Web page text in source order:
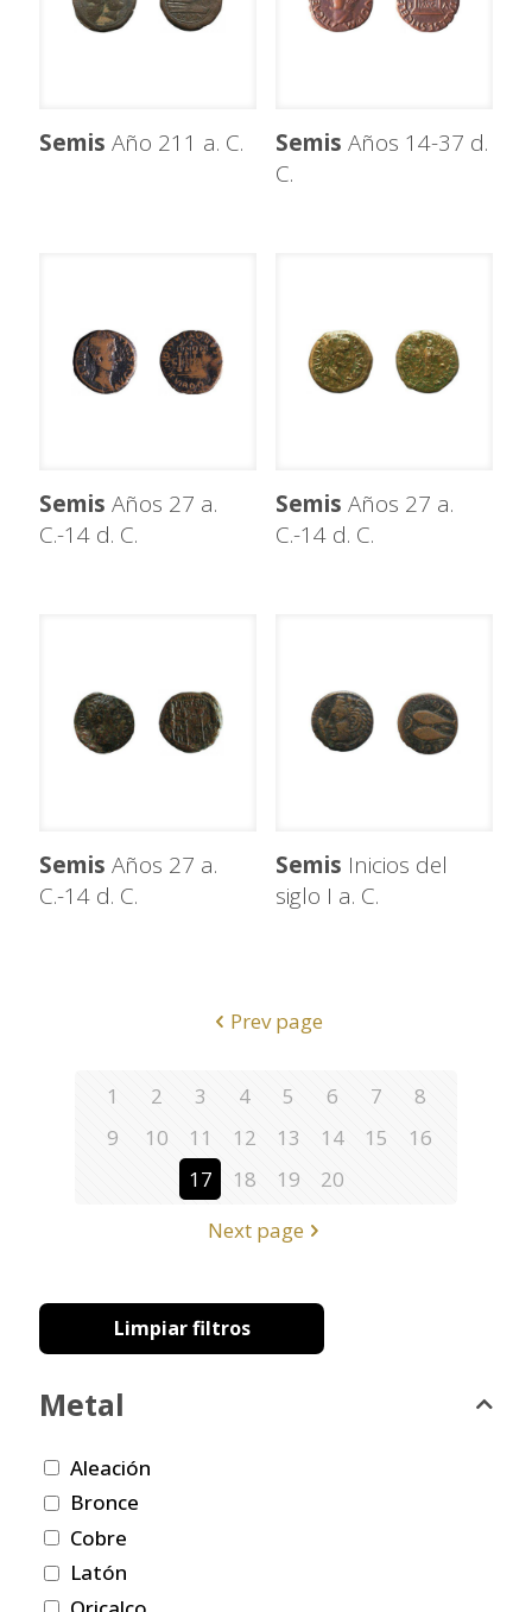
Semis Año 211 a. C. Semis Años 14-37 d.
C.
Semis Años 27 a.
C.-14 d. C.
Semis Años 27 a.
C.-14 d. C.
Semis Años 27 a.
C.-14 d. C.
Semis Inicios del
siglo I a. C.
Prev page
1 2 3 4 5 6 7
8
9
10 11 12 13 14 15
16
17
18 19
20
Next page
Limpiar filtros
Metal
Aleación
Bronce
Cobre
Latón